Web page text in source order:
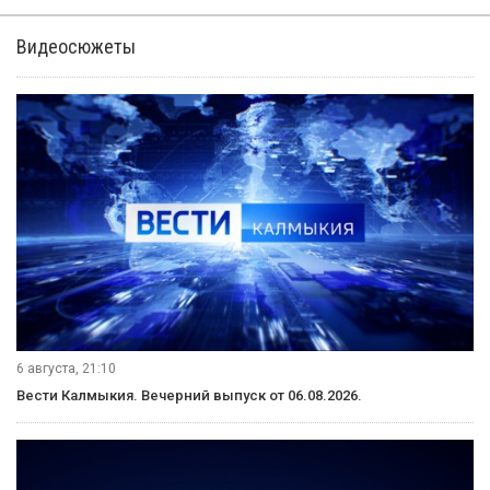
Видеосюжеты
6 августа, 21:10
Вести Калмыкия. Вечерний выпуск от 06.08.2026.